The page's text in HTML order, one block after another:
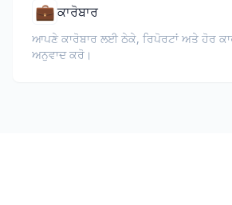
💼ਕਾਰੋਬਾਰ
ਆਪਣੇ ਕਾਰੋਬਾਰ ਲਈ ਠੇਕੇ, ਰਿਪੋਰਟਾਂ ਅਤੇ ਹੋਰ
ਅਨੁਵਾਦ ਕਰੋ।